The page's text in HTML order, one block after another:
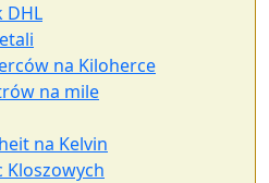
DHL
na Kiloherce
na mile
na Kelvin
Kloszowych